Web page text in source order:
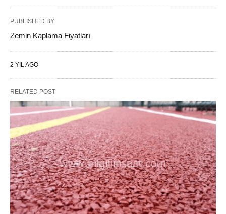
PUBLISHED BY
Zemin Kaplama Fiyatları
2 YIL AGO
RELATED POST